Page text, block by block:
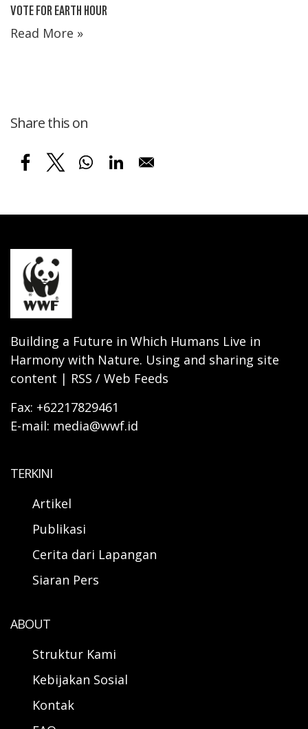
VOTE FOR EARTH HOUR
Read More »
Share this on
Building a Future in Which Humans Live in
Harmony with Nature. Using and sharing site
content | RSS / Web Feeds
Fax: +62217829461
E-mail: media@wwf.id
TERKINI
Artikel
Publikasi
Cerita dari Lapangan
Siaran Pers
ABOUT
Struktur Kami
Kebijakan Sosial
Kontak